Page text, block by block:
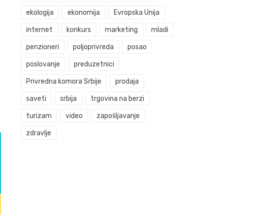
ekologija ekonomija Evropska Unija
internet konkurs marketing mladi
penzioneri poljoprivreda posao
poslovanje preduzetnici
Privredna komora Srbije prodaja
saveti srbija trgovina na berzi
turizam video zapošljavanje
zdravlje